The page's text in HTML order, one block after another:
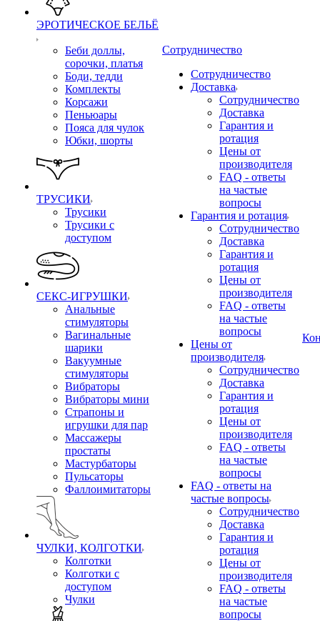
ЭРОТИЧЕСКОЕ БЕЛЬЁ
Беби доллы,
сорочки, платья
Боди, тедди
Комплекты
Корсажи
Пеньюары
Пояса для чулок
Юбки, шорты
ТРУСИКИ
Трусики
Трусики с
доступом
СЕКС-ИГРУШКИ
Анальные
стимуляторы
Вагинальные
шарики
Вакуумные
стимуляторы
Вибраторы
Вибраторы мини
Страпоны и
игрушки для пар
Массажеры
простаты
Мастурбаторы
Пульсаторы
Фаллоимитаторы
ЧУЛКИ, КОЛГОТКИ
Колготки
Колготки с
доступом
Чулки
Сотрудничество
Сотрудничество
Доставка
Сотрудничество
Доставка
Гарантия и
ротация
Цены от
производителя
FAQ - ответы
на частые
вопросы
Гарантия и ротация
Сотрудничество
Доставка
Гарантия и
ротация
Цены от
производителя
FAQ - ответы
на частые
вопросы
Цены от
производителя
Сотрудничество
Доставка
Гарантия и
ротация
Цены от
производителя
FAQ - ответы
на частые
вопросы
FAQ - ответы на
частые вопросы
Сотрудничество
Доставка
Гарантия и
ротация
Цены от
производителя
FAQ - ответы
на частые
вопросы